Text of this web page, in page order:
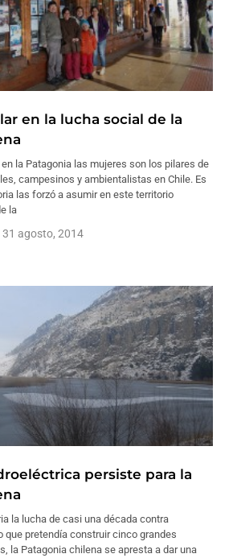
en la lucha social de la
la Patagonia las mujeres son los pilares de
campesinos y ambientalistas en Chile. Es
las forzó a asumir en este territorio
la
31 agosto, 2014
persiste para la
la lucha de casi una década contra
que pretendía construir cinco grandes
la Patagonia chilena se apresta a dar una